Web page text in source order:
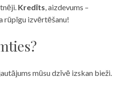
Kredīts, aizdevums –
rūpīgu izvērtēšanu!
mūsu dzīvē izskan bieži.